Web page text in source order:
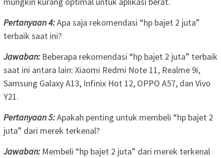
Pertanyaan 4:Apa saja rekomendasi “hp bajet 2 juta”
terbaik saat ini?
Jawaban:Beberapa rekomendasi “hp bajet 2 juta” terbaik
saat ini antara lain: Xiaomi Redmi Note 11, Realme 9i,
Samsung Galaxy A13, Infinix Hot 12, OPPO A57, dan Vivo
Y21.
Pertanyaan 5:Apakah penting untuk membeli “hp bajet 2
juta” dari merek terkenal?
Jawaban:Membeli “hp bajet 2 juta” dari merek terkenal